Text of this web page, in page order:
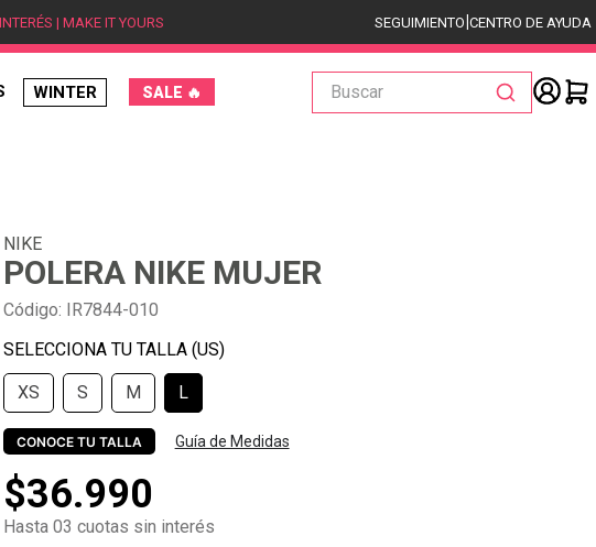
| MAKE IT YOURS SEGUIMIENTO|CENTRO DE AYUDA
WINTER SALE 🔥
Buscar
NIKE
POLERA NIKE MUJER
Código: IR7844-010
XS S M L
CONOCE TU TALLA Guía de Medidas
$36.990
Hasta 03 cuotas sin interés